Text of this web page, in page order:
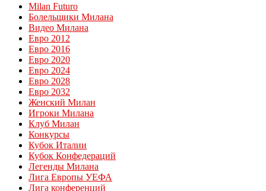
Milan Futuro
Болельщики Милана
Видео Милана
Евро 2012
Евро 2016
Евро 2020
Евро 2024
Евро 2028
Евро 2032
Женский Милан
Игроки Милана
Клуб Милан
Конкурсы
Кубок Италии
Кубок Конфедераций
Легенды Милана
Лига Европы УЕФА
Лига конференций